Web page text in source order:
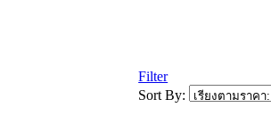
Filter
Sort By: